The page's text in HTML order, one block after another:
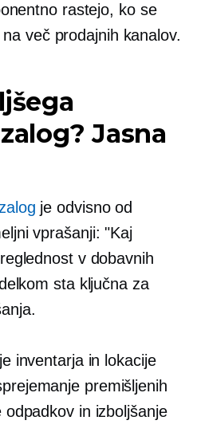
rastejo, ko se
več prodajnih kanalov.
Jasna
je odvisno od
vprašanji: "Kaj
v dobavnih
sta ključna za
inventarja in lokacije
premišljenih
in izboljšanje